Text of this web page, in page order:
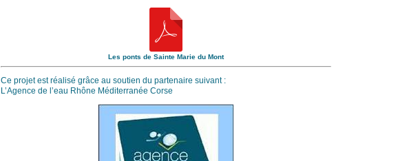
Les ponts de Sainte Marie du Mont
Ce projet est réalisé grâce au soutien du partenaire suivant :
L’Agence de l’eau Rhône Méditerranée Corse